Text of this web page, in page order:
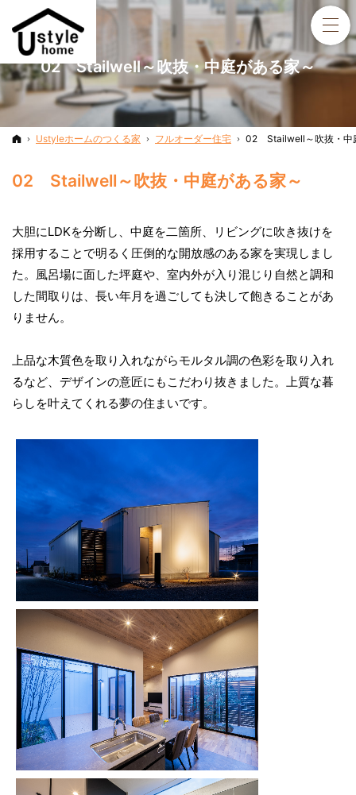
02 Stailwell～吹抜・中庭がある家～
ホーム
Ustyleホームのつくる家 フルオーダー住宅 02 Stailwell～吹抜・中
02 Stailwell～吹抜・中庭がある家～
大胆にLDKを分断し、中庭を二箇所、リビングに吹き抜けを
採用することで明るく圧倒的な開放感のある家を実現しまし
た。風呂場に面した坪庭や、室内外が入り混じり自然と調和
した間取りは、長い年月を過ごしても決して飽きることがあ
りません。
上品な木質色を取り入れながらモルタル調の色彩を取り入れ
るなど、デザインの意匠にもこだわり抜きました。上質な暮
らしを叶えてくれる夢の住まいです。